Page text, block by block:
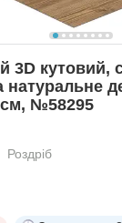
3D кутовий,
натуральне
см, №58295
Роздріб